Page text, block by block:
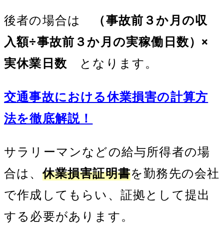
後者の場合は
（事故前３か月の収
入額÷事故前３か月の実稼働日数）×
実休業日数 となります。
交通事故における休業損害の計算方
法を徹底解説！
サラリーマンなどの給与所得者の場
合は、休業損害証明書を勤務先の会社
で作成してもらい、証拠として提出
する必要があります。